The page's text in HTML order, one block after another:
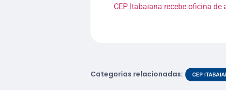
CEP Itabaiana recebe oficina
Categorias relacionadas: CEP